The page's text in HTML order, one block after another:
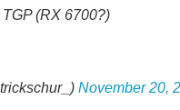
(RX 6700?)
November 20,